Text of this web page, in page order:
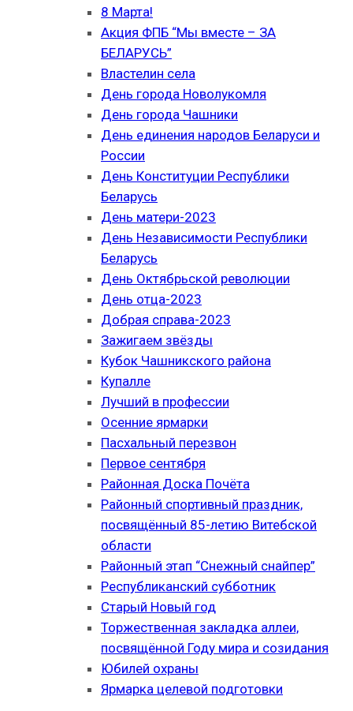
8 Марта!
Акция ФПБ “Мы вместе – ЗА
БЕЛАРУСЬ”
Властелин села
День города Новолукомля
День города Чашники
День единения народов Беларуси и
России
День Конституции Республики
Беларусь
День матери-2023
День Независимости Республики
Беларусь
День Октябрьской революции
День отца-2023
Добрая справа-2023
Зажигаем звёзды
Кубок Чашникского района
Купалле
Лучший в профессии
Осенние ярмарки
Пасхальный перезвон
Первое сентября
Районная Доска Почёта
Районный спортивный праздник,
посвящённый 85-летию Витебской
области
Районный этап “Снежный снайпер”
Республиканский субботник
Старый Новый год
Торжественная закладка аллеи,
посвящённой Году мира и созидания
Юбилей охраны
Ярмарка целевой подготовки